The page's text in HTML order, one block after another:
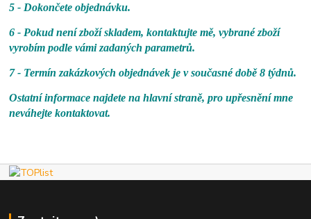
5 - Dokončete objednávku.
6 - Pokud není zboží skladem, kontaktujte mě, vybrané zboží
vyrobím podle vámi zadaných parametrů.
7 - Termín zakázkových objednávek je v současné době 8 týdnů.
Ostatní informace najdete na hlavní straně, pro upřesnění mne
neváhejte kontaktovat.